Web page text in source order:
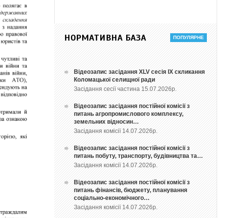
НОРМАТИВНА БАЗА
Відеозапис засідання ХLV сесія ІХ скликання
Коломацької селищної ради
Засідання сесії частина 15.07.2026р.
Відеозапис засідання постійної комісії з
питань агропромислового комплексу,
земельних відносин…
Засідання комісії 14.07.2026р.
Відеозапис засідання постійної комісії з
питань побуту, транспорту, будівництва та…
Засідання комісії 14.07.2026р.
Відеозапис засідання постійної комісії з
питань фінансів, бюджету, планування
соціально-економічного…
Засідання комісії 14.07.2026р.